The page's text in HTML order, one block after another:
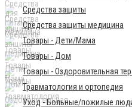
Средства защиты
Средства защиты медицина
Товары - Дети/Мама
Товары - Дом
Товары - Оздоровительная
Травматология и ортопедия
Уход - Больные/пожилые